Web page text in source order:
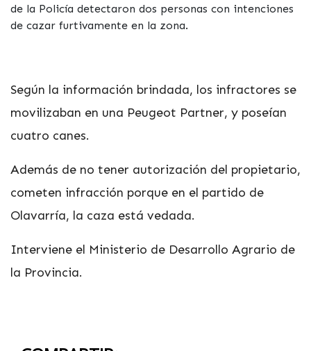
de la Policía detectaron dos personas con intenciones
de cazar furtivamente en la zona.
Según la información brindada, los infractores se
movilizaban en una Peugeot Partner, y poseían
cuatro canes.
Además de no tener autorización del propietario,
cometen infracción porque en el partido de
Olavarría, la caza está vedada.
Interviene el Ministerio de Desarrollo Agrario de
la Provincia.